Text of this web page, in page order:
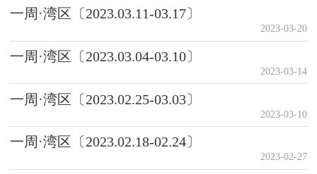
一周·湾区〔2023.03.11-03.17〕
2023-03-20
一周·湾区〔2023.03.04-03.10〕
2023-03-14
一周·湾区〔2023.02.25-03.03〕
2023-03-10
一周·湾区〔2023.02.18-02.24〕
2023-02-27